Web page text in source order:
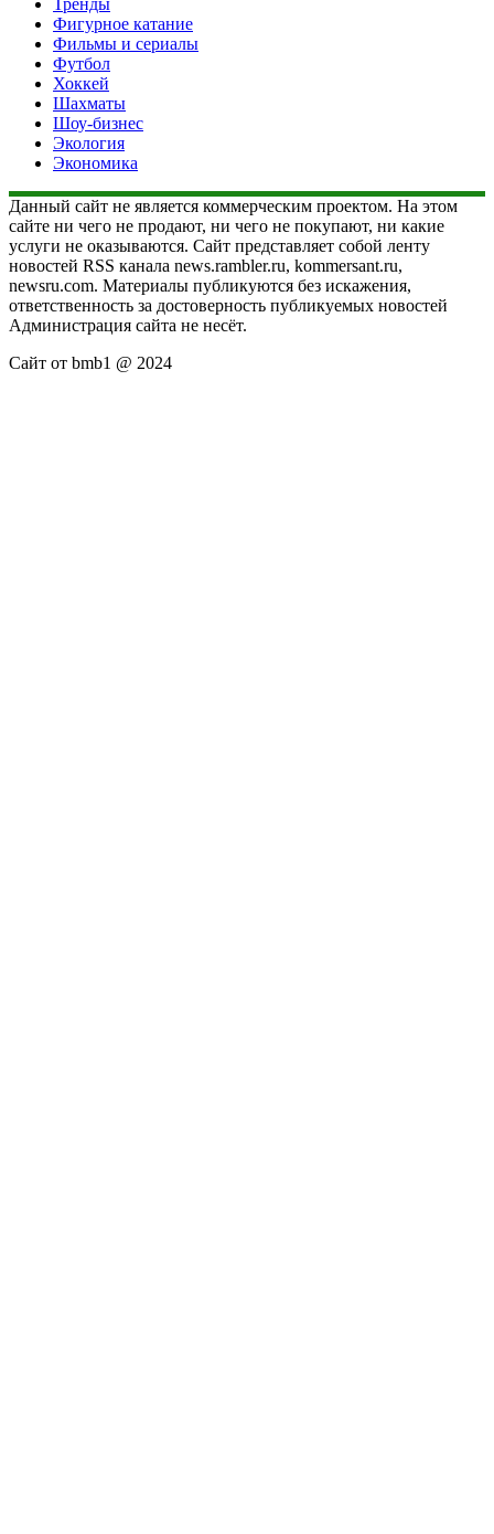
Фигурное катание
Фильмы и сериалы
Футбол
Хоккей
Шахматы
Шоу-бизнес
Экология
Экономика
Данный сайт не является коммерческим проектом. На этом
сайте ни чего не продают, ни чего не покупают, ни какие
услуги не оказываются. Сайт представляет собой ленту
новостей RSS канала news.rambler.ru, kommersant.ru,
newsru.com. Материалы публикуются без искажения,
ответственность за достоверность публикуемых новостей
Администрация сайта не несёт.
Сайт от bmb1 @ 2024